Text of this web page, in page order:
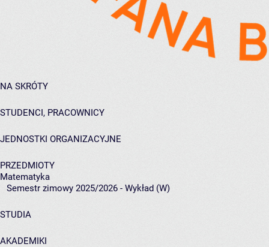
NA SKRÓTY
STUDENCI, PRACOWNICY
JEDNOSTKI ORGANIZACYJNE
PRZEDMIOTY
Matematyka
Semestr zimowy 2025/2026 - Wykład (W)
STUDIA
AKADEMIKI